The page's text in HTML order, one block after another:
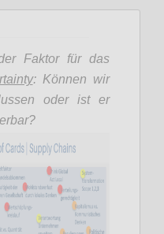
Faktor für das
: Können wir
oder ist er